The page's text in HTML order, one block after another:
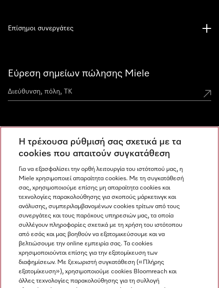
Εύρεση σημείων πώλησης Miele
Ανακαλύψτε τα Miele Experience Center
Newsletter
Επίσημοι συνεργάτες
Miele στο Instagram
Miele στο Facebook
Miele στο Youtube
Η τρέχουσα ρύθμισή σας σχετικά με τα
cookies που απαιτούν συγκατάθεση
Για να εξασφαλίσει την ορθή λειτουργία του ιστότοπού μας, η
Miele χρησιμοποιεί απαραίτητα cookies. Με τη συγκατάθεσή
σας, χρησιμοποιούμε επίσης μη απαραίτητα cookies και
τεχνολογίες παρακολούθησης για σκοπούς μάρκετινγκ και
ανάλυσης, συμπεριλαμβανομένων cookies τρίτων από τους
συνεργάτες και τους παρόχους υπηρεσιών μας, τα οποία
συλλέγουν πληροφορίες σχετικά με τη χρήση του ιστότοπου
από εσάς και μας βοηθούν να εξατομικεύσουμε και να
βελτιώσουμε την online εμπειρία σας. Τα cookies
χρησιμοποιούνται επίσης για την εξατομίκευση των
διαφημίσεων. Με ξεχωριστή συγκατάθεση («Πλήρης
εξατομίκευση»), χρησιμοποιούμε cookies Bloomreach και
άλλες τεχνολογίες παρακολούθησης για τη συλλογή